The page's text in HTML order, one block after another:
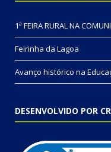
1ª FEIRA RURAL NA
Feirinha da Lagoa
Avanço histórico na
DESENVOLVIDO POR